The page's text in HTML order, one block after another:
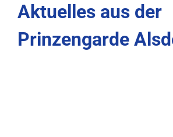
Aktuelles aus der
Prinzengarde